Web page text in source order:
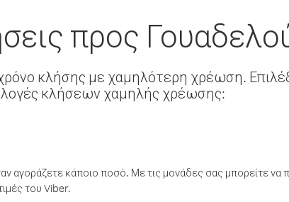
προς
κλήσης με χαμηλότερη χρέωση.
κλήσεων χαμηλής χρέωσης:
αγοράζετε κάποιο ποσό. Με τις μονάδες σας μπορείτε να
του Viber.